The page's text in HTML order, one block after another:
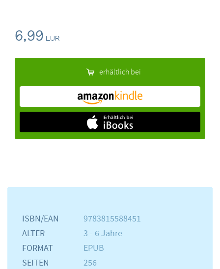
6,99 EUR
erhältlich bei
ISBN/EAN
9783815588451
ALTER
3 - 6 Jahre
FORMAT
EPUB
SEITEN
256